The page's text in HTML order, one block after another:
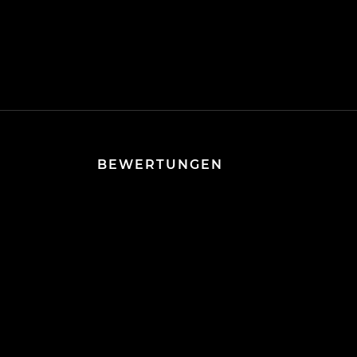
BEWERTUNGEN